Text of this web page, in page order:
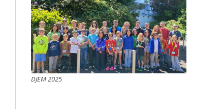
DJEM 2025